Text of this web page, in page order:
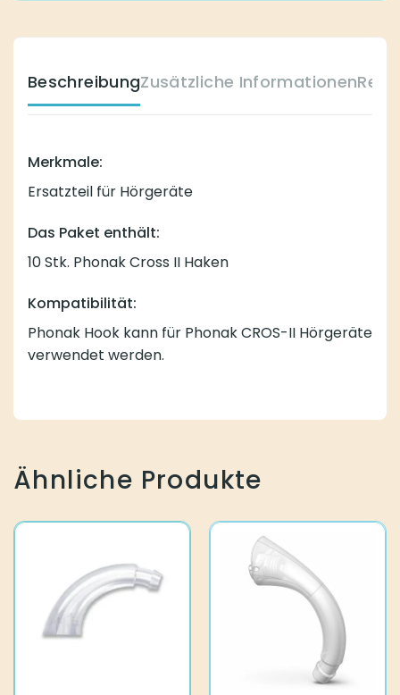
BeschreibungZusätzliche Informationen
Merkmale:
Ersatzteil für Hörgeräte
Das Paket enthält:
10 Stk. Phonak Cross II Haken
Kompatibilität:
Phonak Hook kann für Phonak CROS-II Hörgeräte
verwendet werden.
Ähnliche Produkte